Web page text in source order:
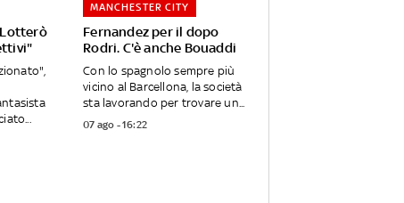
Fernandez per il dopo
Rodri. C'è anche Bouaddi
MANCHESTER CITY
Con lo spagnolo sempre più
vicino al Barcellona, la società
sta lavorando per trovare un...
07 ago - 16:22